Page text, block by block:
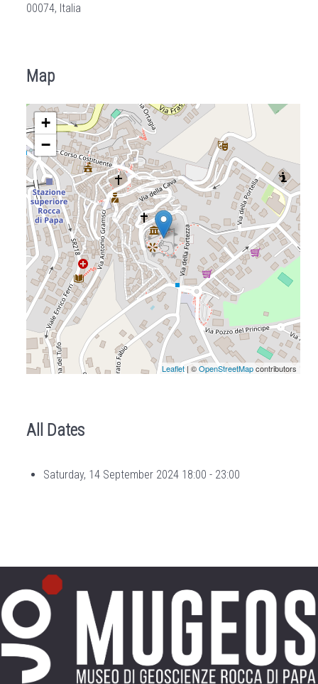
00074, Italia
Map
+
−
Leaflet | ©OpenStreetMapcontributors
All Dates
Saturday, 14 September 2024 18:00 - 23:00